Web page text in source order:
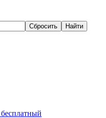
Сбросить
Найти